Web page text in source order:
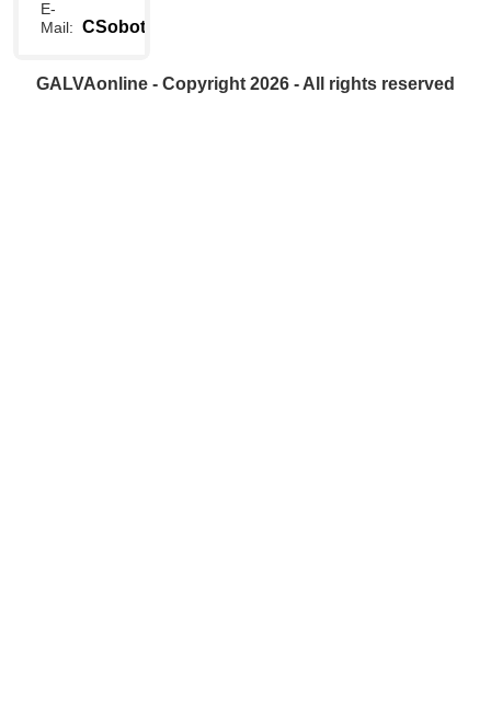
E-
Mail: CSobottka@galvaonline.de
GALVAonline - Copyright 2026 - All rights reserved